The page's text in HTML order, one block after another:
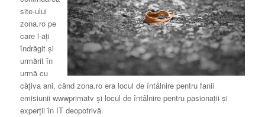
site-ului
zona.ro pe
care l-aţi
îndrăgit şi
urmărit în
urmă cu
câţiva ani, când zona.ro era locul de întâlnire pentru fanii
emisiunii wwwprimatv şi locul de întâlnire pentru pasionaţii şi
experţii în IT deopotrivă.